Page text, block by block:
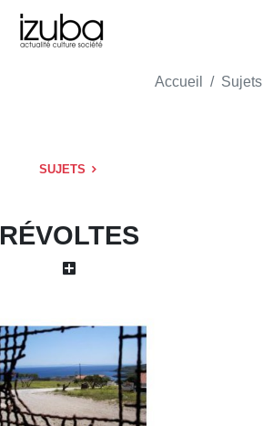
Accueil Sujets
SUJETS
RÉVOLTES